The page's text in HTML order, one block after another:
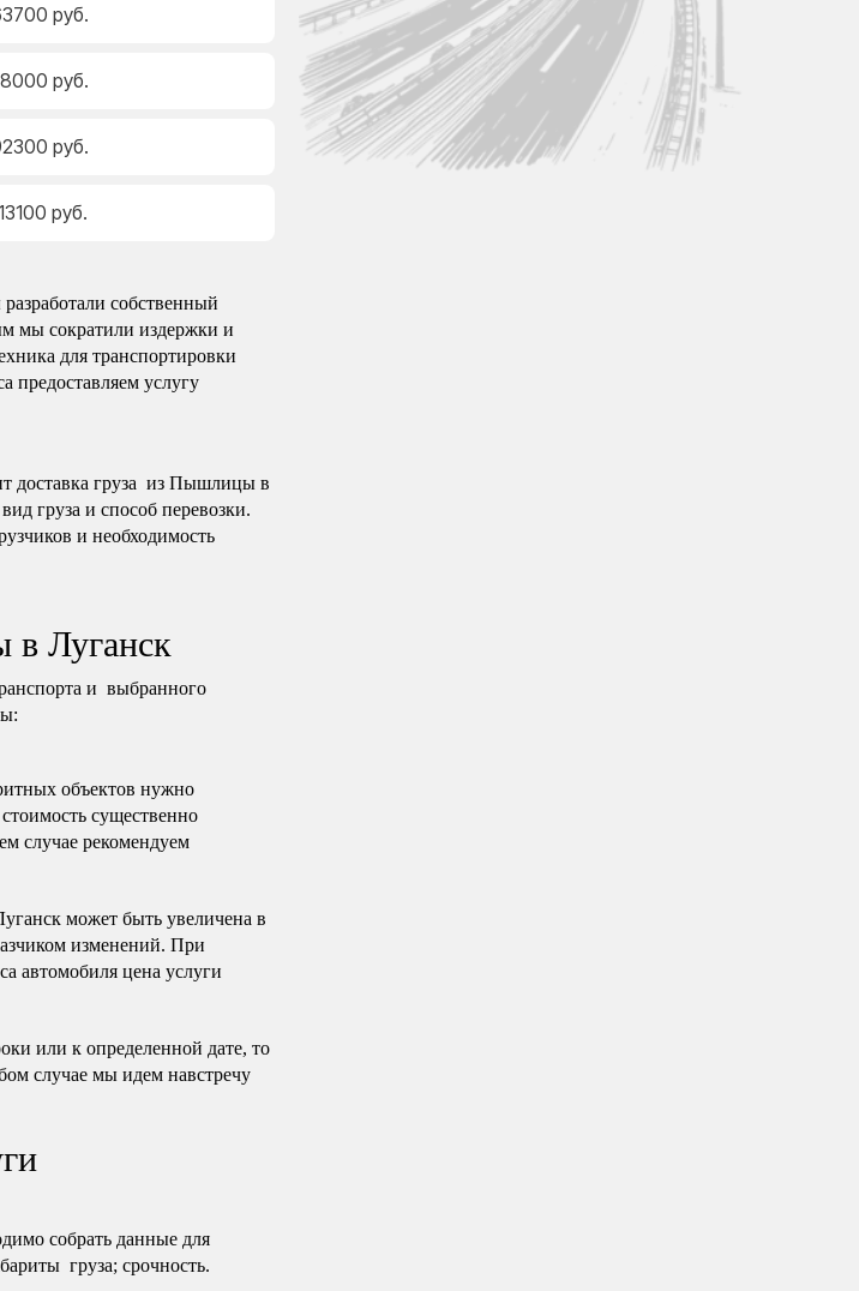
руб.
руб.
руб.
руб.
собственный
мы сократили издержки и
для транспортировки
предоставляем услугу
доставка груза из Пышлицы в
груза и способ перевозки.
и необходимость
в Луганск
и выбранного
объектов нужно
существенно
случае рекомендуем
может быть увеличена в
изменений. При
автомобиля цена услуги
или к определенной дате, то
случае мы идем навстречу
собрать данные для
груза; срочность.